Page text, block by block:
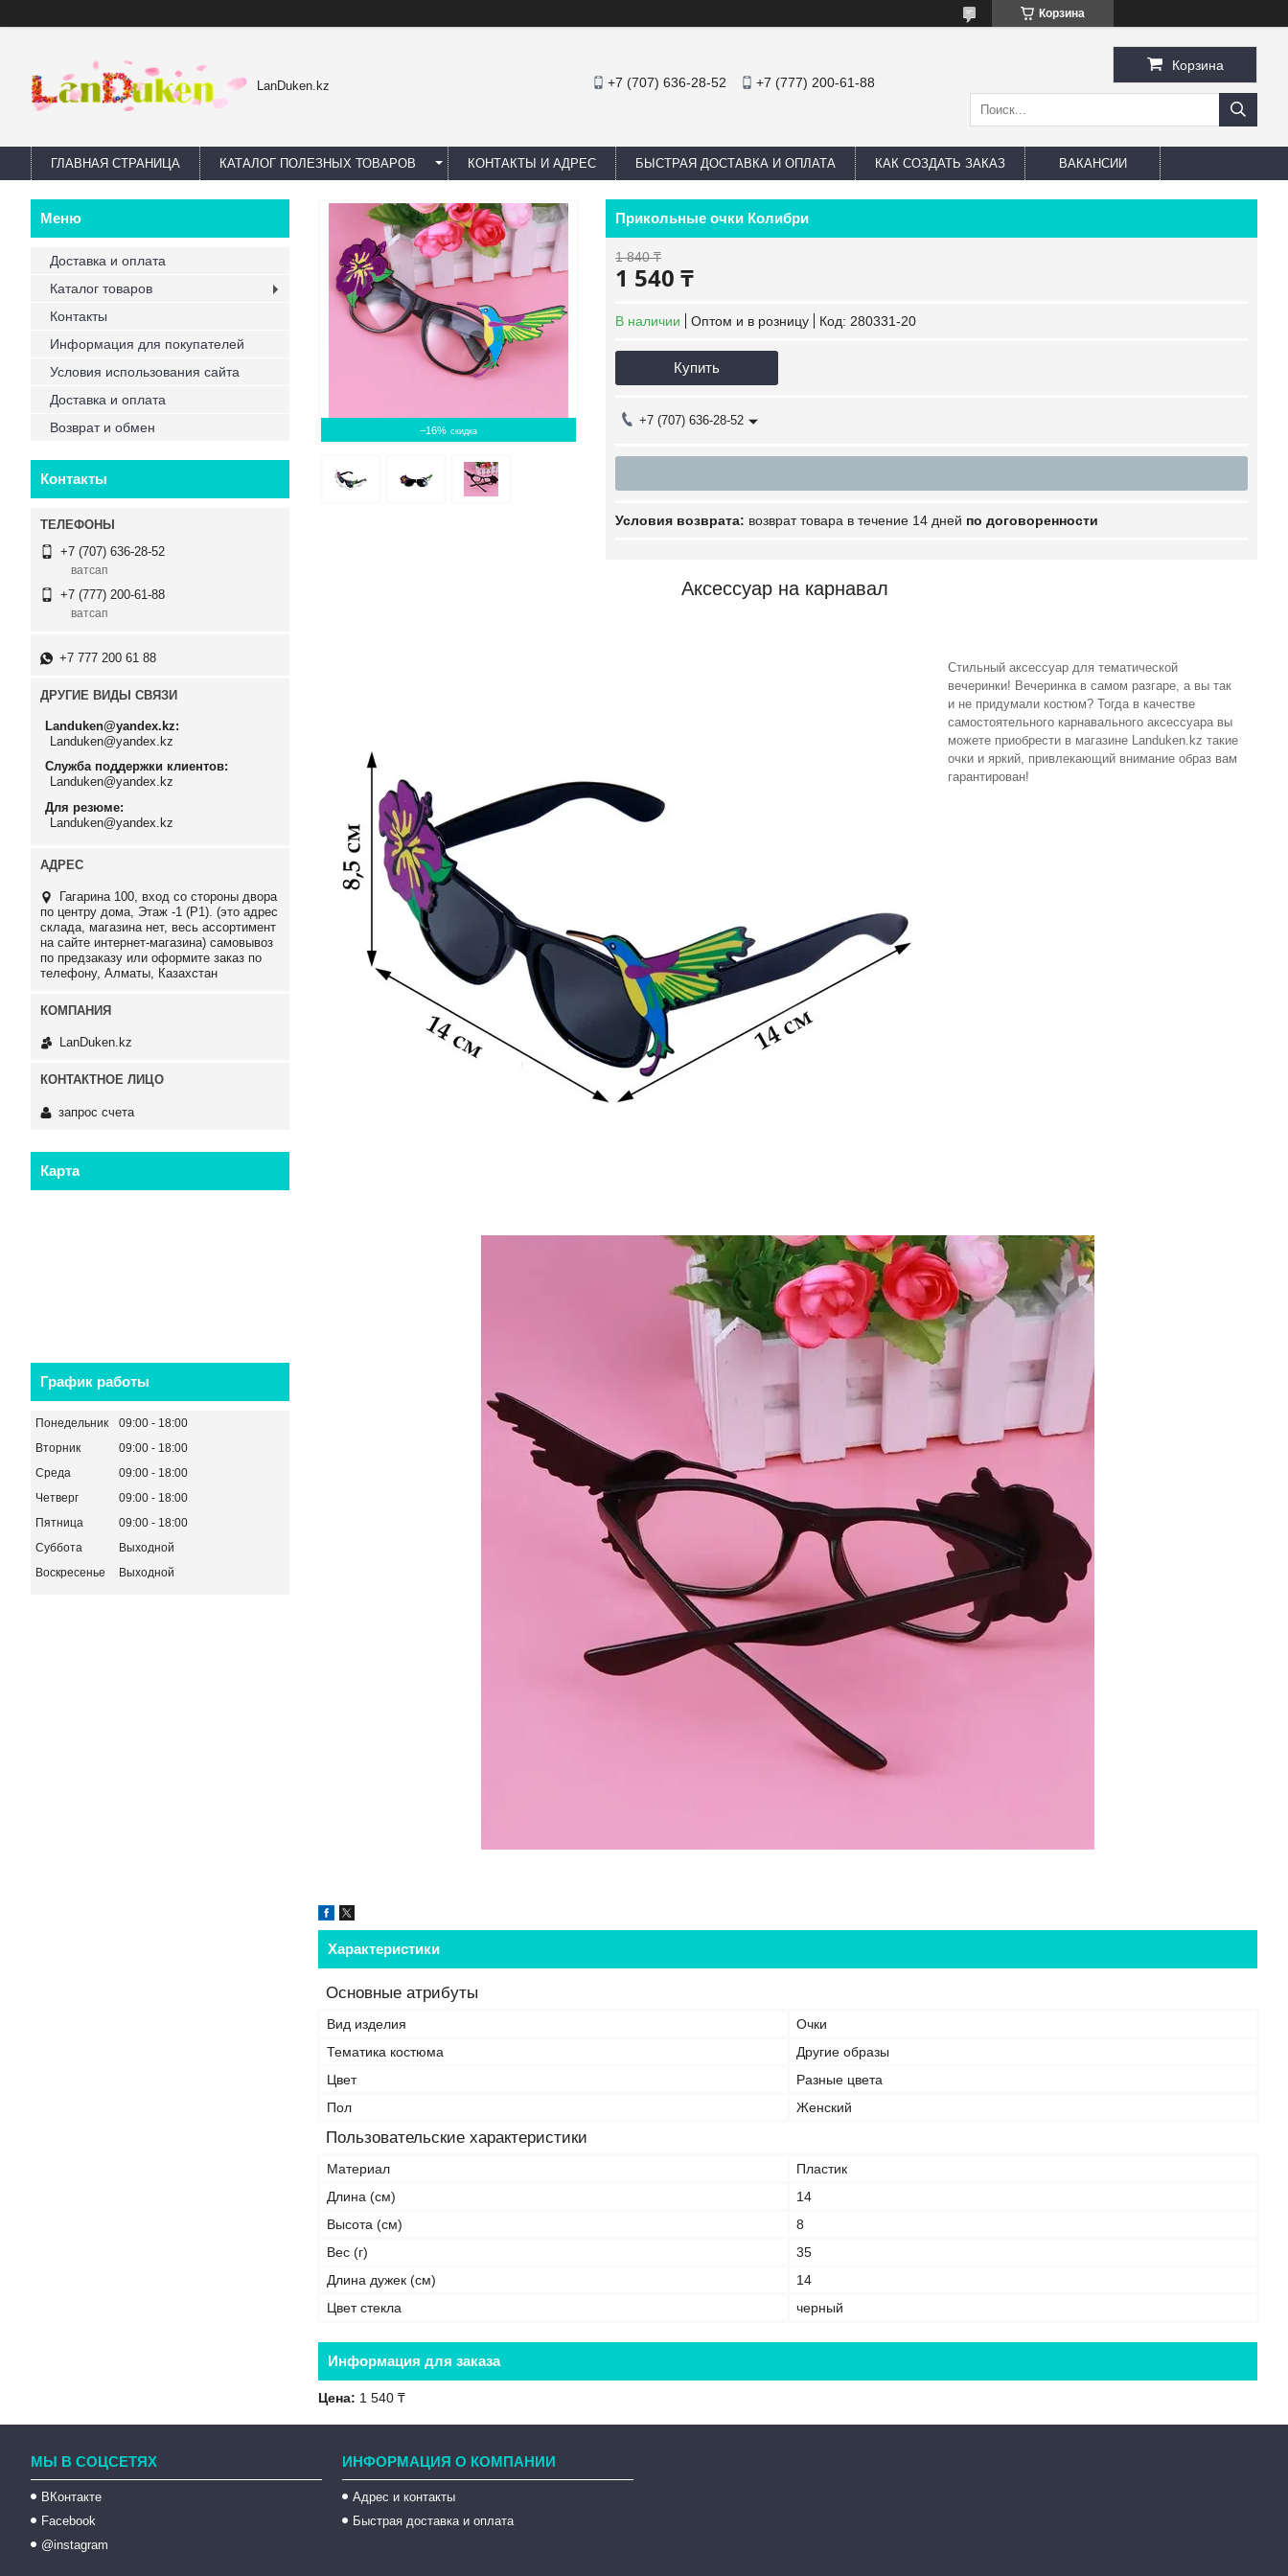
Корзина
LanDuken.kz +7 (707) 636-28-52 +7 (777) 200-61-88
Корзина
ГЛАВНАЯ СТРАНИЦА КАТАЛОГ ПОЛЕЗНЫХ ТОВАРОВ КОНТАКТЫ И АДРЕС БЫСТРАЯ ДОСТАВКА И ОПЛАТА КАК СОЗДАТЬ ЗАКАЗ ВАКАНСИИ
–16%
Прикольные очки Колибри
1 840 ₸
1 540 ₸
В наличии Оптом и в розницу Код: 280331-20
Купить
+7 (707) 636-28-52
возврат товара в течение 14 дней по договоренности
Аксессуар на карнавал
Стильный аксессуар для тематической
вечеринки! Вечеринка в самом разгаре, а вы так
и не придумали костюм? Тогда в качестве
самостоятельного карнавального аксессуара вы
можете приобрести в магазине Landuken.kz такие
очки и яркий, привлекающий внимание образ вам
гарантирован!
Характеристики
Основные атрибуты
Вид изделия
Очки
Тематика костюма
Другие образы
Цвет
Разные цвета
Пол
Женский
Пользовательские характеристики
Материал
Пластик
Длина (см)
14
Высота (cм)
8
Вес (г)
35
Длина дужек (см)
14
Цвет стекла
черный
Информация для заказа
Цена: 1 540 ₸
Доставка и оплата
Каталог товаров
Контакты
Информация для покупателей
Условия использования сайта
Доставка и оплата
Возврат и обмен
Контакты
+7 (707) 636-28-52
ватсап
+7 (777) 200-61-88
ватсап
+7 777 200 61 88
ДРУГИЕ ВИДЫ СВЯЗИ
Landuken@yandex.kz
Landuken@yandex.kz
Служба поддержки клиентов
Landuken@yandex.kz
Для резюме
Landuken@yandex.kz
Гагарина 100, вход со стороны двора
по центру дома, Этаж -1 (P1). (это адрес
склада, магазина нет, весь ассортимент
на сайте интернет-магазина) самовывоз
по предзаказу или оформите заказ по
телефону, Алматы, Казахстан
LanDuken.kz
запрос счета
Карта
График работы
Понедельник 09:00
18:00
Вторник
09:00
18:00
Среда
09:00
18:00
Четверг
09:00
18:00
Пятница
09:00
18:00
Суббота
Выходной
Воскресенье
Выходной
МЫ В СОЦСЕТЯХ
ВКонтакте
Facebook
@instagram
ИНФОРМАЦИЯ О КОМПАНИИ
Адрес и контакты
Быстрая доставка и оплата